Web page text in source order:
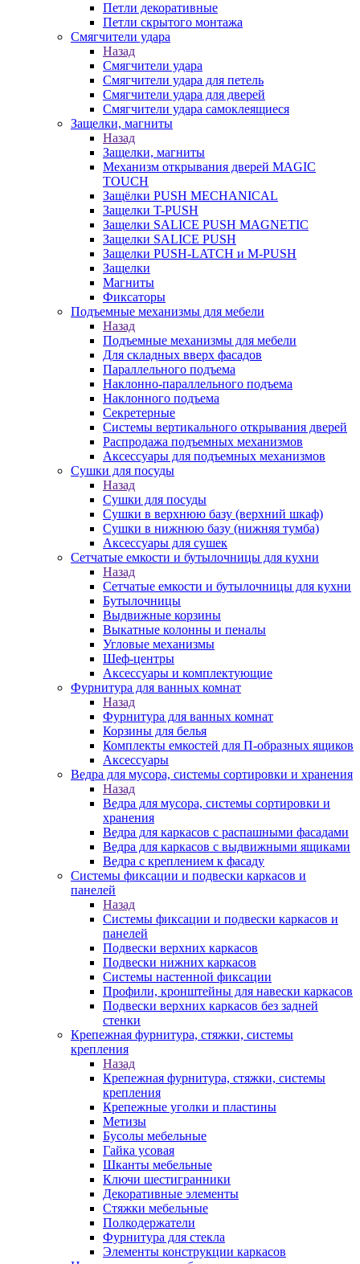
Петли декоративные
Петли скрытого монтажа
Смягчители удара
Назад
Смягчители удара
Смягчители удара для петель
Смягчители удара для дверей
Cмягчители удара самоклеящиеся
Защелки, магниты
Назад
Защелки, магниты
Механизм открывания дверей MAGIC
TOUCH
Защёлки PUSH MECHANICAL
Защелки T-PUSH
Защелки SALICE PUSH MAGNETIC
Защелки SALICE PUSH
Защелки PUSH-LATCH и M-PUSH
Защелки
Магниты
Фиксаторы
Подъемные механизмы для мебели
Назад
Подъемные механизмы для мебели
Для складных вверх фасадов
Параллельного подъема
Наклонно-параллельного подъема
Наклонного подъема
Секретерные
Системы вертикального открывания дверей
Распродажа подъемных механизмов
Аксессуары для подъемных механизмов
Сушки для посуды
Назад
Сушки для посуды
Сушки в верхнюю базу (верхний шкаф)
Сушки в нижнюю базу (нижняя тумба)
Аксессуары для сушек
Сетчатые емкости и бутылочницы для кухни
Назад
Сетчатые емкости и бутылочницы для кухни
Бутылочницы
Выдвижные корзины
Выкатные колонны и пеналы
Угловые механизмы
Шеф-центры
Аксессуары и комплектующие
Фурнитура для ванных комнат
Назад
Фурнитура для ванных комнат
Корзины для белья
Комплекты емкостей для П-образных ящиков
Аксессуары
Ведра для мусора, системы сортировки и хранения
Назад
Ведра для мусора, системы сортировки и
хранения
Ведра для каркасов с распашными фасадами
Ведра для каркасов с выдвижными ящиками
Ведра с креплением к фасаду
Системы фиксации и подвески каркасов и
панелей
Назад
Системы фиксации и подвески каркасов и
панелей
Подвески верхних каркасов
Подвески нижних каркасов
Системы настенной фиксации
Профили, кронштейны для навески каркасов
Подвески верхних каркасов без задней
стенки
Крепежная фурнитура, стяжки, системы
крепления
Назад
Крепежная фурнитура, стяжки, системы
крепления
Крепежные уголки и пластины
Метизы
Бусолы мебельные
Гайка усовая
Шканты мебельные
Ключи шестигранники
Декоративные элементы
Стяжки мебельные
Полкодержатели
Фурнитура для стекла
Элементы конструкции каркасов